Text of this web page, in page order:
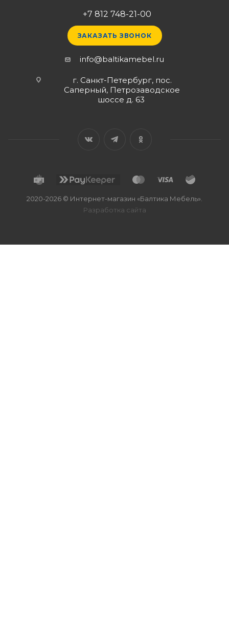
+7 812 748-21-00
ЗАКАЗАТЬ ЗВОНОК
info@baltikamebel.ru
г. Санкт-Петербург, пос.
Саперный, Петрозаводское
шоссе д. 63
2020-2026 © Интернет-магазин «Балтика Мебель».
Разработка сайта